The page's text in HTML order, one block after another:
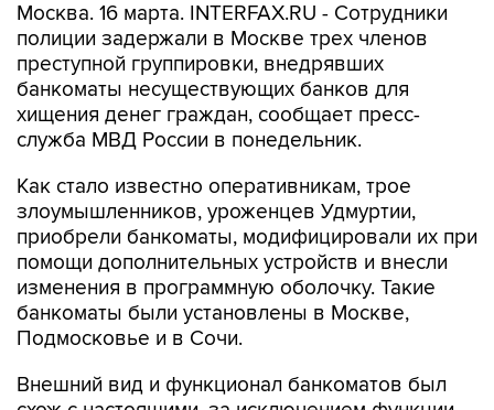
Москва. 16 марта. INTERFAX.RU - Сотрудники
полиции задержали в Москве трех членов
преступной группировки, внедрявших
банкоматы несуществующих банков для
хищения денег граждан, сообщает пресс-
служба МВД России в понедельник.
Как стало известно оперативникам, трое
злоумышленников, уроженцев Удмуртии,
приобрели банкоматы, модифицировали их при
помощи дополнительных устройств и внесли
изменения в программную оболочку. Такие
банкоматы были установлены в Москве,
Подмосковье и в Сочи.
Внешний вид и функционал банкоматов был